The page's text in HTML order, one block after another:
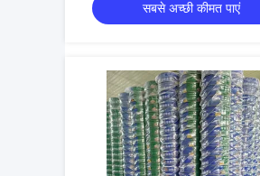
सबसे अच्छी कीमत पाएं